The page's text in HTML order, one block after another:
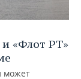
«Флот РТ»
может